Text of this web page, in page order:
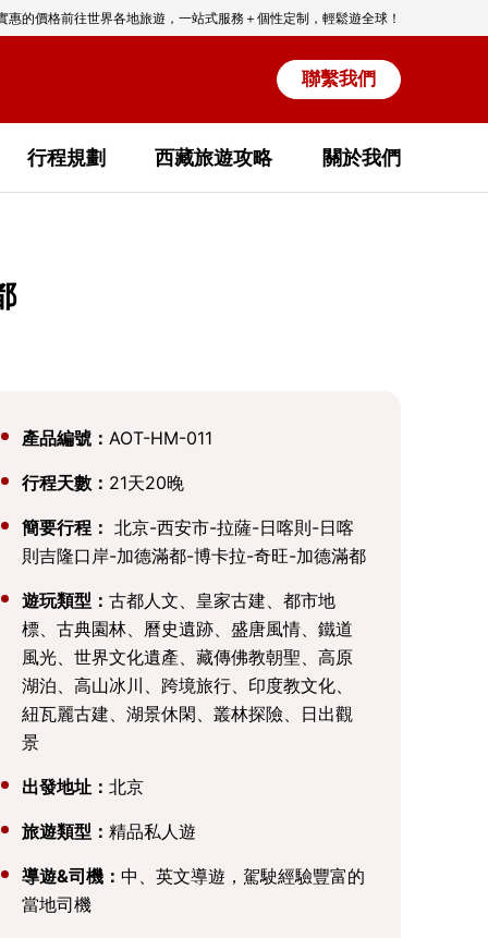
的價格前往世界各地旅遊，一站式服務＋個性定制，輕鬆遊全球！
聯繫我們
行程規劃 西藏旅遊攻略 關於我們
產品編號：AOT-HM-011
行程天數： 21天20晚
簡要行程： 北京-西安市-拉薩-日喀則-日喀
則吉隆口岸-加德滿都-博卡拉-奇旺-加德滿都
遊玩類型：古都人文、皇家古建、都市地
標、古典園林、曆史遺跡、盛唐風情、鐵道
風光、世界文化遺產、藏傳佛教朝聖、高原
湖泊、高山冰川、跨境旅行、印度教文化、
紐瓦麗古建、湖景休閑、叢林探險、日出觀
景
出發地址：北京
旅遊類型：精品私人遊
導遊&司機：中、英文導遊，駕駛經驗豐富的
當地司機